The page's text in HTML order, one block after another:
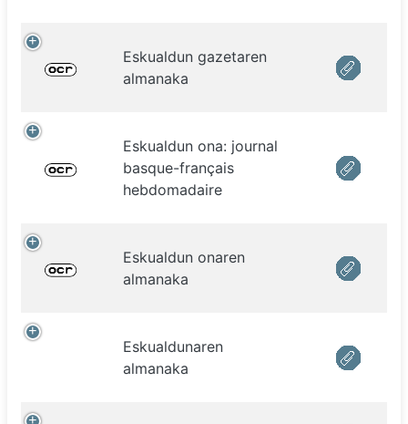
Eskualdun gazetaren
almanaka
Eskualdun ona: journal
basque-français
hebdomadaire
Eskualdun onaren
almanaka
Eskualdunaren
almanaka